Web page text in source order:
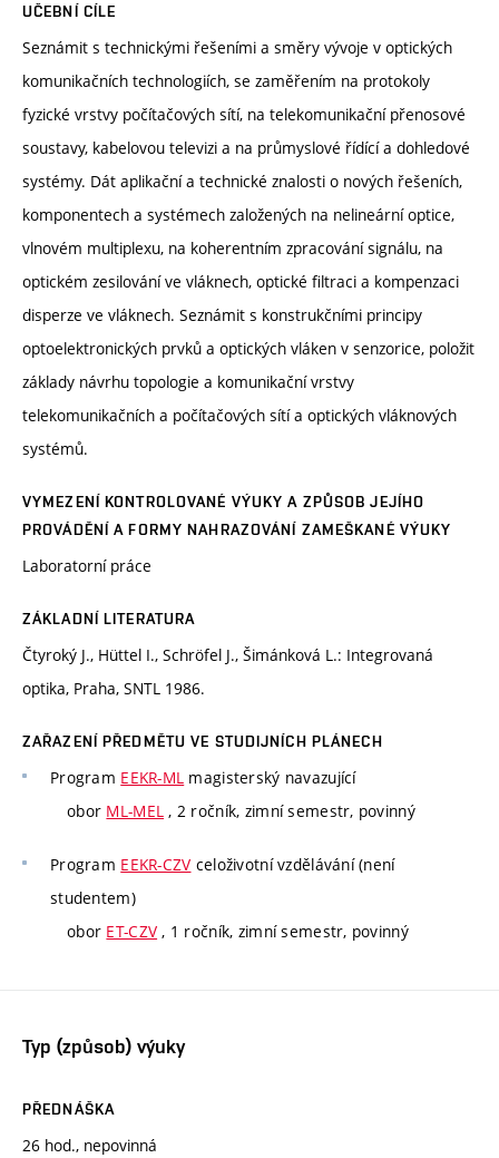
UČEBNÍ CÍLE
Seznámit s technickými řešeními a směry vývoje v optických
komunikačních technologiích, se zaměřením na protokoly
fyzické vrstvy počítačových sítí, na telekomunikační přenosové
soustavy, kabelovou televizi a na průmyslové řídící a dohledové
systémy. Dát aplikační a technické znalosti o nových řešeních,
komponentech a systémech založených na nelineární optice,
vlnovém multiplexu, na koherentním zpracování signálu, na
optickém zesilování ve vláknech, optické filtraci a kompenzaci
disperze ve vláknech. Seznámit s konstrukčními principy
optoelektronických prvků a optických vláken v senzorice, položit
základy návrhu topologie a komunikační vrstvy
telekomunikačních a počítačových sítí a optických vláknových
systémů.
VYMEZENÍ KONTROLOVANÉ VÝUKY A ZPŮSOB JEJÍHO
PROVÁDĚNÍ A FORMY NAHRAZOVÁNÍ ZAMEŠKANÉ VÝUKY
Laboratorní práce
ZÁKLADNÍ LITERATURA
Čtyroký J., Hüttel I., Schröfel J., Šimánková L.: Integrovaná
optika, Praha, SNTL 1986.
ZAŘAZENÍ PŘEDMĚTU VE STUDIJNÍCH PLÁNECH
Program EEKR-ML magisterský navazující
obor ML-MEL , 2 ročník, zimní semestr, povinný
Program EEKR-CZV celoživotní vzdělávání (není
studentem)
obor ET-CZV , 1 ročník, zimní semestr, povinný
Typ (způsob) výuky
PŘEDNÁŠKA
26 hod., nepovinná